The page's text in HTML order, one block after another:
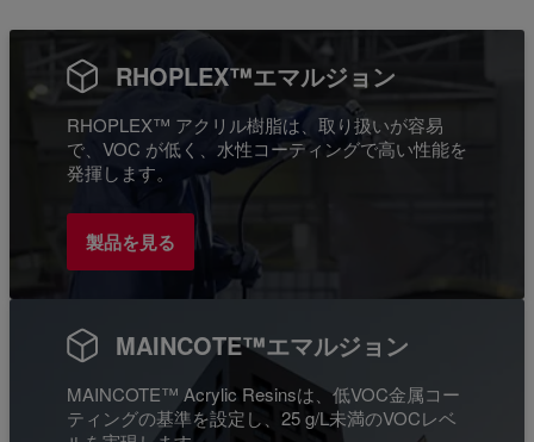
RHOPLEX™エマルジョン
RHOPLEX™ アクリル樹脂は、取り扱いが容易
で、VOC が低く、水性コーティングで高い性能を
発揮します。
製品を見る
MAINCOTE™エマルジョン
MAINCOTE™ Acrylic Resinsは、低VOC金属コー
ティングの基準を設定し、25 g/L未満のVOCレベ